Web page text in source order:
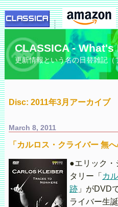
CLASSICA - What's
更新情報という名の日替雑記（
Disc: 2011年3月アーカイブ
March 8, 2011
「カルロス・クライバー 無へ
●エリック・
タリー「 カ
跡」がDVD
ライバー生